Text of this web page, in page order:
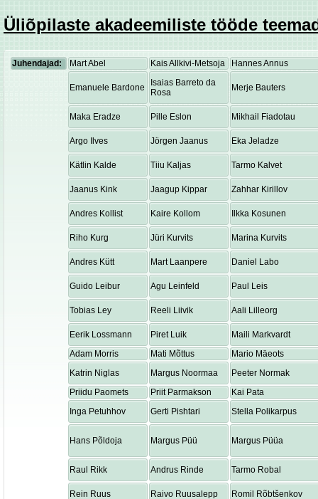
Üliõpilaste akadeemiliste tööde
Juhendajad: Mart Abel Kais Allkivi-Metsoja Hannes Annus
Emanuele Bardone
Isaias Barreto da
Rosa
Merje Bauters
Maka Eradze Pille Eslon Mikhail Fiadotau
Argo Ilves Jörgen Jaanus Eka Jeladze
Kätlin Kalde Tiiu Kaljas Tarmo Kalvet
Jaanus Kink Jaagup Kippar Zahhar Kirillov
Andres Kollist Kaire Kollom Ilkka Kosunen
Riho Kurg Jüri Kurvits Marina Kurvits
Andres Kütt Mart Laanpere Daniel Labo
Guido Leibur Agu Leinfeld Paul Leis
Tobias Ley Reeli Liivik Aali Lilleorg
Eerik Lossmann Piret Luik
Maili Markvardt
Adam Morris
Mati Mõttus
Mario Mäeots
Katrin Niglas
Margus Noormaa
Peeter Normak
Priidu Paomets
Priit Parmakson
Kai Pata
Inga Petuhhov
Gerti Pishtari Stella Polikarpus
Hans Põldoja Margus Püü Margus Püüa
Raul Rikk Andrus Rinde Tarmo Robal
Rein Ruus Raivo Ruusalepp Romil Rõbtšenkov